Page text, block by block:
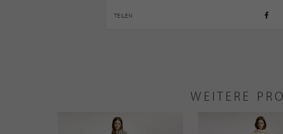
TEILEN
WEITERE